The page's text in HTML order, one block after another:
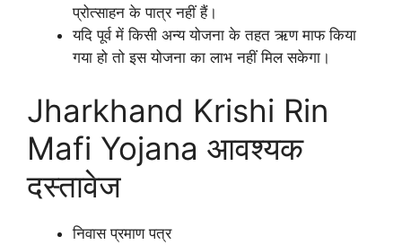
प्रोत्साहन के पात्र नहीं हैं।
यदि पूर्व में किसी अन्य योजना के तहत ऋण माफ किया
गया हो तो इस योजना का लाभ नहीं मिल सकेगा।
Jharkhand Krishi Rin
Mafi Yojana आवश्यक
दस्तावेज
निवास प्रमाण पत्र